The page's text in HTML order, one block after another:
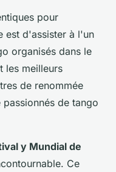
pour
est d'assister à l'un
organisés dans le
les meilleurs
de renommée
de tango
y Mundial de
Ce